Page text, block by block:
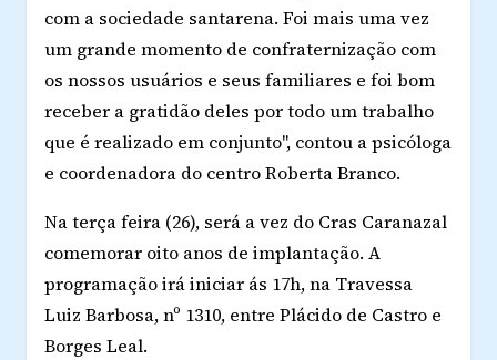
com a sociedade santarena. Foi mais uma vez
um grande momento de confraternização com
os nossos usuários e seus familiares e foi bom
receber a gratidão deles por todo um trabalho
que é realizado em conjunto", contou a psicóloga
e coordenadora do centro Roberta Branco.
Na terça feira (26), será a vez do Cras Caranazal
comemorar oito anos de implantação. A
programação irá iniciar ás 17h, na Travessa
Luiz Barbosa, nº 1310, entre Plácido de Castro e
Borges Leal.